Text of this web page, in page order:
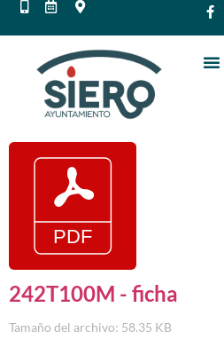
242T100M - ficha
Tamaño del archivo: 58.35 KB